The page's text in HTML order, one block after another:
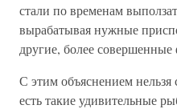
стали по временам
вырабатывая нужные
другие, более
С этим объяснением нельзя
есть такие удивительные